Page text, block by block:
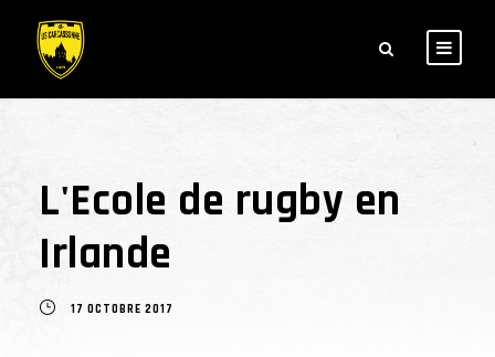
L'Ecole de rugby en
Irlande
17 OCTOBRE 2017